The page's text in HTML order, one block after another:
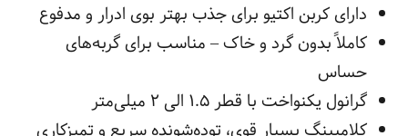
دارای کربن اکتیو برای جذب بهتر بوی ادرار و مدفوع
کاملاً بدون گرد و خاک – مناسب برای گربه‌های
حساس
گرانول یکنواخت با قطر ۱.۵ الی ۲ میلی‌متر